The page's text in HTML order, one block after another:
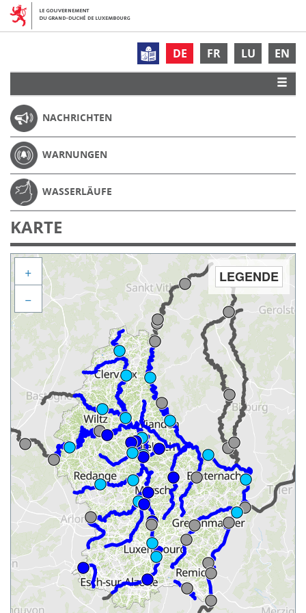
DE FR LU EN
NACHRICHTEN
WARNUNGEN
WASSERLÄUFE
KARTE
LEGENDE
+
−